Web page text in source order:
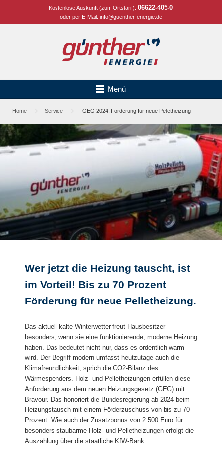
Kostenlose Auskunft (zum Ortstarif):06622-405-0
oder per E-Mail: info@guenther-energie.de
Menü
Home Service GEG 2024: Förderung für neue Pelletheizung
Wer jetzt die Heizung tauscht, ist
im Vorteil! Bis zu 70 Prozent
Förderung für neue Pelletheizung.
Das aktuell kalte Winterwetter freut Hausbesitzer
besonders, wenn sie eine funktionierende, moderne Heizung
haben. Das bedeutet nicht nur, dass es ordentlich warm
wird. Der Begriff modern umfasst heutzutage auch die
Klimafreundlichkeit, sprich die CO2-Bilanz des
Wärmespenders. Holz- und Pelletheizungen erfüllen diese
Anforderung aus dem neuen Heizungsgesetz (GEG) mit
Bravour. Das honoriert die Bundesregierung ab 2024 beim
Heizungstausch mit einem Förderzuschuss von bis zu 70
Prozent. Wie auch der Zusatzbonus von 2.500 Euro für
besonders staubarme Holz- und Pelletheizungen erfolgt die
Auszahlung über die staatliche KfW-Bank.